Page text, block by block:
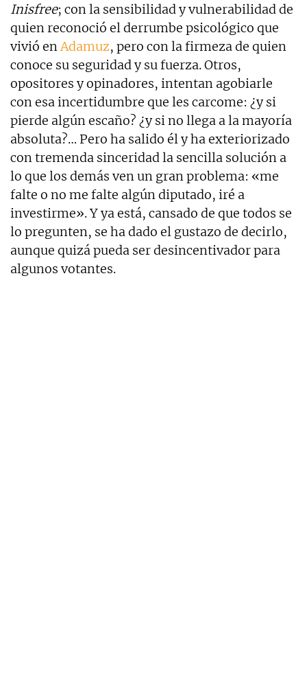
Inisfree; con la sensibilidad y vulnerabilidad de
quien reconoció el derrumbe psicológico que
vivió enAdamuz, pero con la firmeza de quien
conoce su seguridad y su fuerza. Otros,
opositores y opinadores, intentan agobiarle
con esa incertidumbre que les carcome: ¿y si
pierde algún escaño? ¿y si no llega a la mayoría
absoluta?… Pero ha salido él y ha exteriorizado
con tremenda sinceridad la sencilla solución a
lo que los demás ven un gran problema: «me
falte o no me falte algún diputado, iré a
investirme». Y ya está, cansado de que todos se
lo pregunten, se ha dado el gustazo de decirlo,
aunque quizá pueda ser desincentivador para
algunos votantes.